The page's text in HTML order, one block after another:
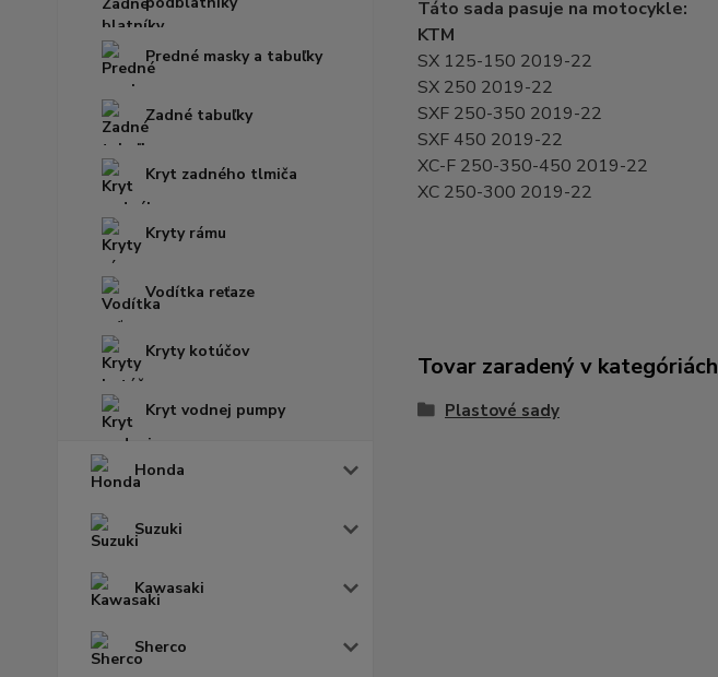
Predné masky a tabuľky
Zadné tabuľky
Kryt zadného tlmiča
Kryty rámu
Vodítka reťaze
Kryty kotúčov
Kryt vodnej pumpy
Honda
Suzuki
Kawasaki
Sherco
Táto sada pasuje na motocykle:
KTM
SX 125-150 2019-22
SX 250 2019-22
SXF 250-350 2019-22
SXF 450 2019-22
XC-F 250-350-450 2019-22
XC 250-300 2019-22
Tovar zaradený v kategóriách
Plastové sady